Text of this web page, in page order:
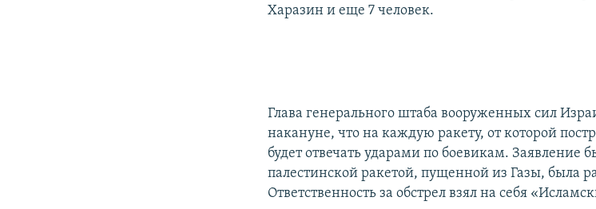
Харазин и еще 7 человек.
Глава генерального штаба вооруженных сил
накануне, что на каждую ракету, от которой
будет отвечать ударами по боевикам. Заявление
палестинской ракетой, пущенной из Газы, была
Ответственность за обстрел взял на себя